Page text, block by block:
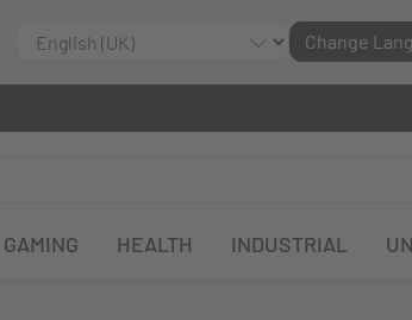
Change
GAMING HEALTH INDUSTRIAL